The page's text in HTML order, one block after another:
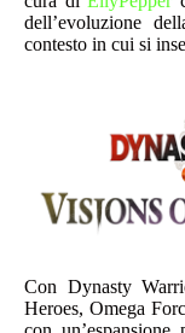
dell’evoluzione
contesto in cui si
Con Dynasty
Heroes, Omega